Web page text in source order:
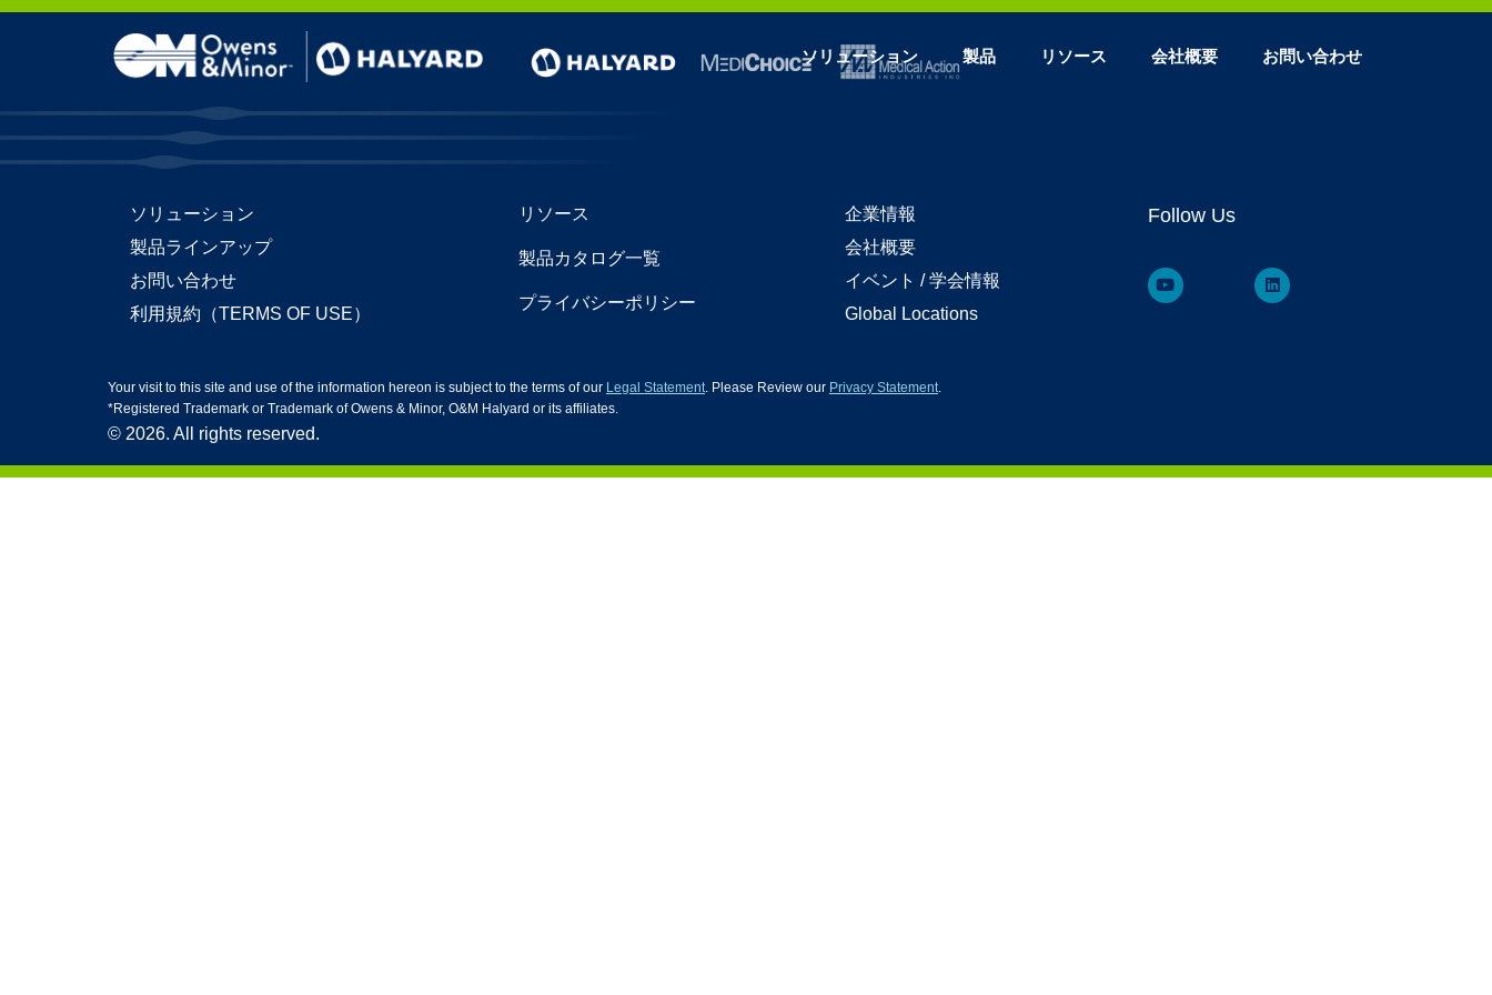
Skip to content
ソリューション 製品 リソース 会社概要 お問い合わせ
ソリューション
製品ラインアップ
お問い合わせ
利用規約（TERMS OF USE）
リソース
製品カタログ一覧
プライバシーポリシー
企業情報
会社概要
イベント / 学会情報
Global Locations
Follow Us
Your visit to this site and use of the information hereon is subject to the terms of our Legal Statement. Please Review our Privacy Statement.
*Registered Trademark or Trademark of Owens & Minor, O&M Halyard or its affiliates.
© 2026. All rights reserved.